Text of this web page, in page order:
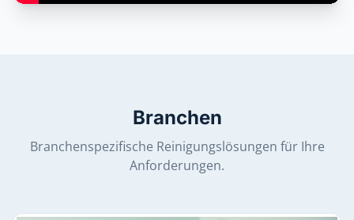
Branchen
Branchenspezifische Reinigungslösungen für Ihre
Anforderungen.